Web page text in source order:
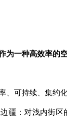
为一种高效率的
、可持续、集约
疆：对浅内街